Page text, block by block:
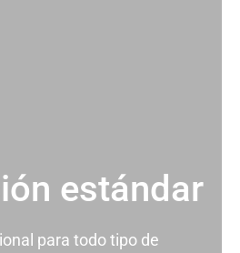
estándar
para todo tipo de